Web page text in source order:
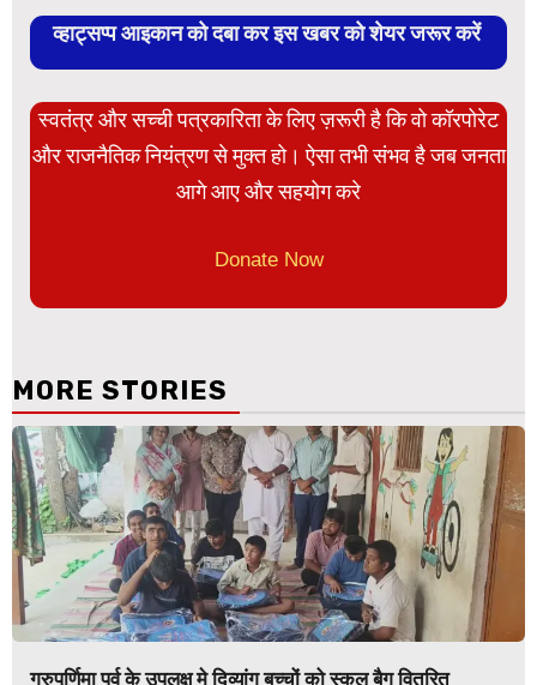
व्हाट्सप्प आइकान को दबा कर इस खबर को शेयर जरूर करें
स्वतंत्र और सच्ची पत्रकारिता के लिए ज़रूरी है कि वो कॉरपोरेट
और राजनैतिक नियंत्रण से मुक्त हो। ऐसा तभी संभव है जब जनता
आगे आए और सहयोग करे
Donate Now
MORE STORIES
गुरुपूर्णिमा पर्व के उपलक्ष मे दिव्यांग बच्चों को स्कूल बैग वितरित